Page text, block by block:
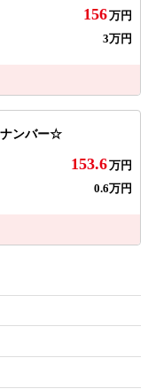
156万円
3万円
ンバー☆
153.6万円
0.6万円